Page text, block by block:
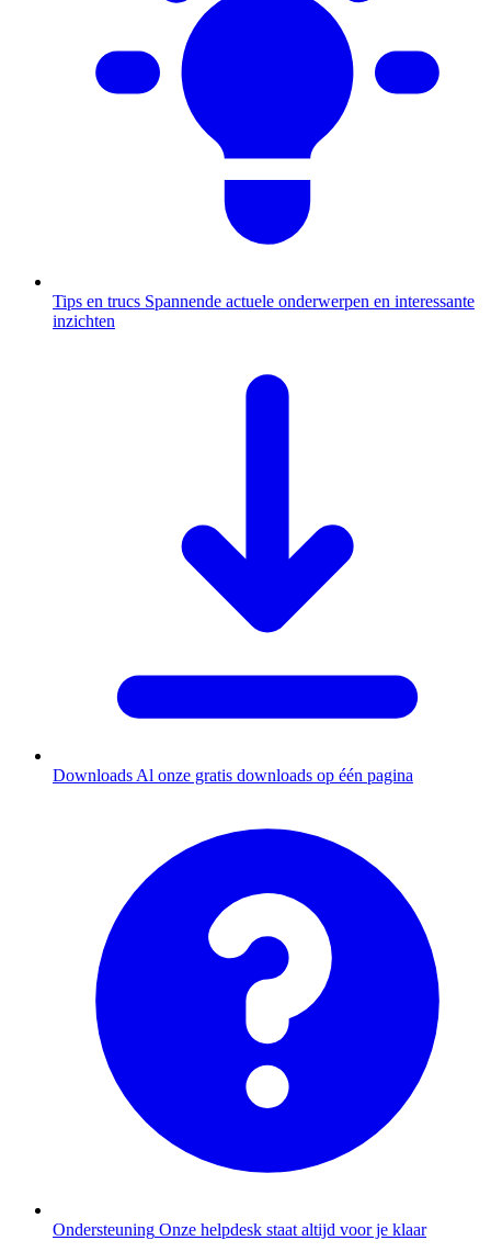
Tips en trucs Spannende actuele onderwerpen en interessante
inzichten
Downloads Al onze gratis downloads op één pagina
Ondersteuning Onze helpdesk staat altijd voor je klaar